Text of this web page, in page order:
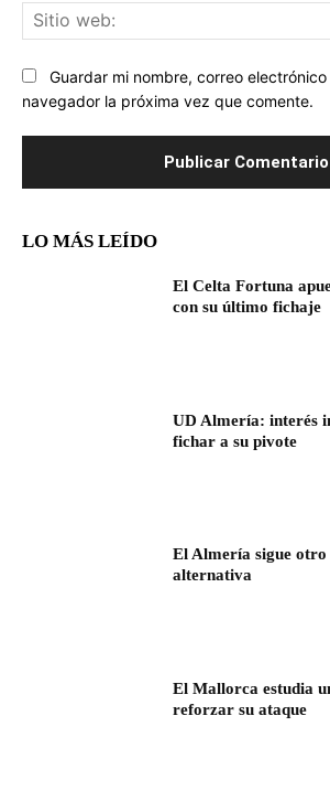
Guardar mi nombre, correo
navegador la próxima vez que comente.
LO MÁS LEÍDO
El Celta Fortuna
con su último fichaje
UD Almería: interés
fichar a su pivote
El Almería sigue otro
alternativa
El Mallorca estudia
reforzar su ataque